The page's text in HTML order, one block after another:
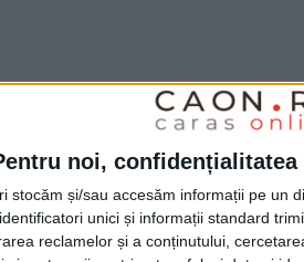
noi,
stocăm și/sau accesăm informații pe un
unici și informații standard
reclamelor și a conținutului,
este chiar clubul Anderlecht
Laura Rus), iar Teodora
cu titlul de cea mai